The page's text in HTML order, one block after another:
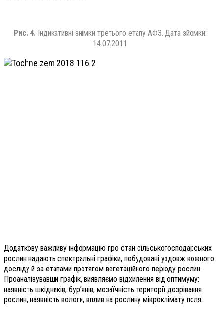
Рис. 4. Індикативні знімки третього етапу АФЗ. Дата зйомки:
14.07.2011
Додаткову важливу інформацію про стан сільськогосподарських
рослин надають спектральні графіки, побудовані уздовж кожного
досліду й за етапами протягом вегетаційного періоду рослин.
Проаналізувавши графік, виявляємо відхилення від оптимуму:
наявність шкідників, бур’янів, мозаїчність території дозрівання
рослин, наявність вологи, вплив на рослину мікроклімату поля.